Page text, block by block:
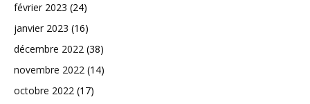
février 2023 (24)
janvier 2023 (16)
décembre 2022 (38)
novembre 2022 (14)
octobre 2022 (17)